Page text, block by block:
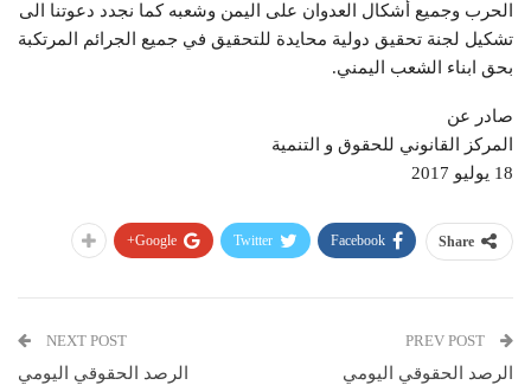
الحرب وجميع أشكال العدوان على اليمن وشعبه كما نجدد دعوتنا الى
تشكيل لجنة تحقيق دولية محايدة للتحقيق في جميع الجرائم المرتكبة
بحق ابناء الشعب اليمني.
صادر عن
المركز القانوني للحقوق و التنمية
18 يوليو 2017
Share
Facebook
Twitter
Google+
الرصد الحقوقي اليومي
NEXT POST
الرصد الحقوقي اليومي